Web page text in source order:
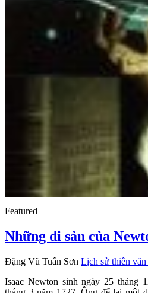
Featured
Những di sản của
Đặng Vũ Tuấn Sơn Lịch sử thiên văn
Isaac Newton sinh ngày 25 tháng